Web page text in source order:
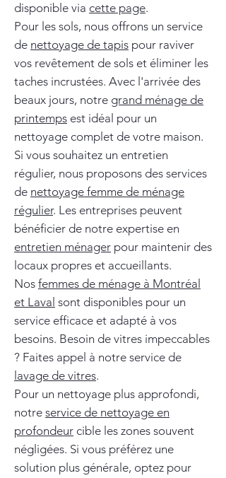
disponible via cette page.
Pour les sols, nous offrons un service
de nettoyage de tapis pour raviver
vos revêtement de sols et éliminer les
taches incrustées. Avec l'arrivée des
beaux jours, notre grand ménage de
printemps est idéal pour un
nettoyage complet de votre maison.
Si vous souhaitez un entretien
régulier, nous proposons des services
de nettoyage femme de ménage
régulier. Les entreprises peuvent
bénéficier de notre expertise en
entretien ménager pour maintenir des
locaux propres et accueillants.
Nos femmes de ménage à Montréal
et Laval sont disponibles pour un
service efficace et adapté à vos
besoins. Besoin de vitres impeccables
? Faites appel à notre service de
lavage de vitres.
Pour un nettoyage plus approfondi,
notre service de nettoyage en
profondeur cible les zones souvent
négligées. Si vous préférez une
solution plus générale, optez pour